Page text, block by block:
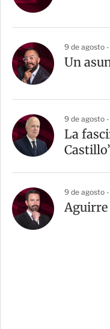
9 de agosto
Un
9 de agosto
La
9 de agosto
Aguirre